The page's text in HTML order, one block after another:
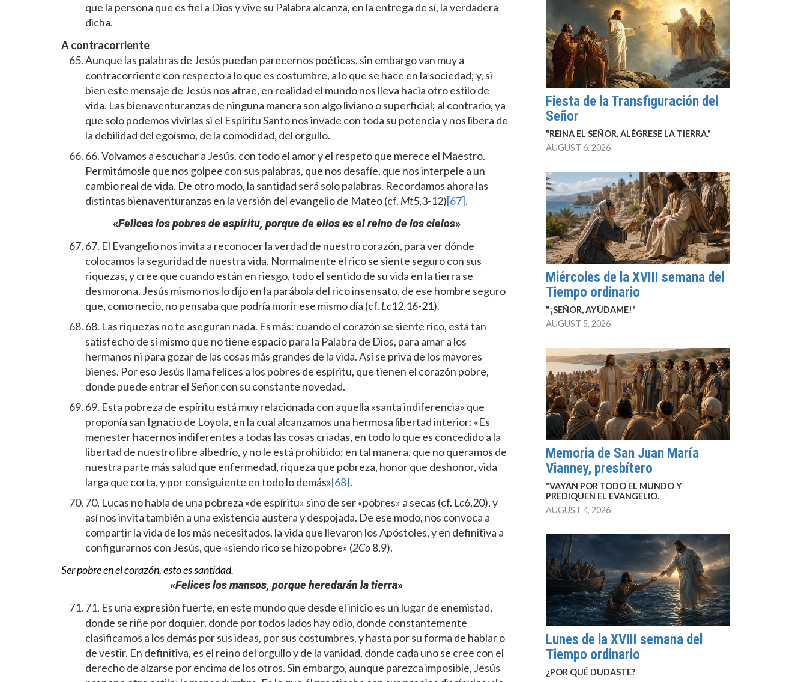
que la persona que es fiel a Dios y vive su Palabra alcanza, en la entrega de sí, la verdadera
dicha.
A contracorriente
Aunque las palabras de Jesús puedan parecernos poéticas, sin embargo van muy a
contracorriente con respecto a lo que es costumbre, a lo que se hace en la sociedad; y, si
bien este mensaje de Jesús nos atrae, en realidad el mundo nos lleva hacia otro estilo de
vida. Las bienaventuranzas de ninguna manera son algo liviano o superficial; al contrario, ya
que solo podemos vivirlas si el Espíritu Santo nos invade con toda su potencia y nos libera de
la debilidad del egoísmo, de la comodidad, del orgullo.
66. Volvamos a escuchar a Jesús, con todo el amor y el respeto que merece el Maestro.
Permitámosle que nos golpee con sus palabras, que nos desafíe, que nos interpele a un
cambio real de vida. De otro modo, la santidad será solo palabras. Recordamos ahora las
distintas bienaventuranzas en la versión del evangelio de Mateo (cf. Mt5,3-12)[67].
«Felices los pobres de espíritu, porque de ellos es el reino de los cielos»
67. El Evangelio nos invita a reconocer la verdad de nuestro corazón, para ver dónde
colocamos la seguridad de nuestra vida. Normalmente el rico se siente seguro con sus
riquezas, y cree que cuando están en riesgo, todo el sentido de su vida en la tierra se
desmorona. Jesús mismo nos lo dijo en la parábola del rico insensato, de ese hombre seguro
que, como necio, no pensaba que podría morir ese mismo día (cf. Lc12,16-21).
68. Las riquezas no te aseguran nada. Es más: cuando el corazón se siente rico, está tan
satisfecho de sí mismo que no tiene espacio para la Palabra de Dios, para amar a los
hermanos ni para gozar de las cosas más grandes de la vida. Así se priva de los mayores
bienes. Por eso Jesús llama felices a los pobres de espíritu, que tienen el corazón pobre,
donde puede entrar el Señor con su constante novedad.
69. Esta pobreza de espíritu está muy relacionada con aquella «santa indiferencia» que
proponía san Ignacio de Loyola, en la cual alcanzamos una hermosa libertad interior: «Es
menester hacernos indiferentes a todas las cosas criadas, en todo lo que es concedido a la
libertad de nuestro libre albedrío, y no le está prohibido; en tal manera, que no queramos de
nuestra parte más salud que enfermedad, riqueza que pobreza, honor que deshonor, vida
larga que corta, y por consiguiente en todo lo demás»[68].
70. Lucas no habla de una pobreza «de espíritu» sino de ser «pobres» a secas (cf. Lc6,20), y
así nos invita también a una existencia austera y despojada. De ese modo, nos convoca a
compartir la vida de los más necesitados, la vida que llevaron los Apóstoles, y en definitiva a
configurarnos con Jesús, que «siendo rico se hizo pobre» (2Co8,9).
Ser pobre en el corazón, esto es santidad.
«Felices los mansos, porque heredarán la tierra»
71. Es una expresión fuerte, en este mundo que desde el inicio es un lugar de enemistad,
donde se riñe por doquier, donde por todos lados hay odio, donde constantemente
clasificamos a los demás por sus ideas, por sus costumbres, y hasta por su forma de hablar o
de vestir. En definitiva, es el reino del orgullo y de la vanidad, donde cada uno se cree con el
derecho de alzarse por encima de los otros. Sin embargo, aunque parezca imposible, Jesús
Fiesta de la Transfiguración del
Señor
"REINA EL SEÑOR, ALÉGRESE LA TIERRA."
AUGUST 6, 2026
Miércoles de la XVIII semana del
Tiempo ordinario
"¡SEÑOR, AYÚDAME!"
AUGUST 5, 2026
Memoria de San Juan María
Vianney, presbítero
"VAYAN POR TODO EL MUNDO Y
PREDIQUEN EL EVANGELIO.
AUGUST 4, 2026
Lunes de la XVIII semana del
Tiempo ordinario
¿POR QUÉ DUDASTE?